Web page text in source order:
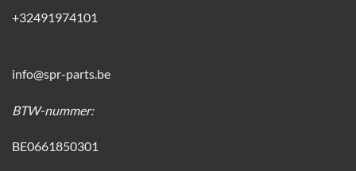
+32491974101
info@spr-parts.be
BTW-nummer:
BE0661850301